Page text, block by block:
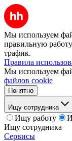
Мы используем
правильную
трафик.
Правила
Мы используем
файлов cookie
Понятно
Ищу сотрудника
Ищу работу
Ищу сотрудника
Сервисы